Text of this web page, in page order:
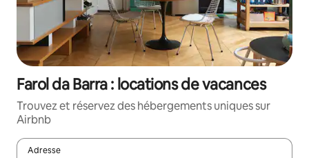
Farol da Barra : locations de vacances
Trouvez et réservez des hébergements uniques sur
Airbnb
Adresse